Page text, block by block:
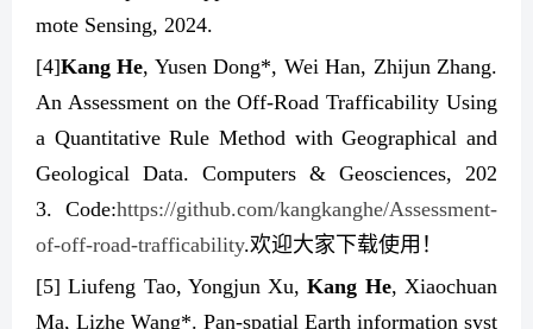
mote Sensing, 2024.
[4]Kang He, Yusen Dong*, Wei Han, Zhijun Zhang.
An Assessment on the Off-Road Trafficability Using
a Quantitative Rule Method with Geographical and
Geological Data. Computers & Geosciences, 202
3. Code:https://github.com/kangkanghe/Assessment-
of-off-road-trafficability.欢迎大家下载使用！
[5] Liufeng Tao, Yongjun Xu,Kang He, Xiaochuan
Ma, Lizhe Wang*. Pan-spatial Earth information syst